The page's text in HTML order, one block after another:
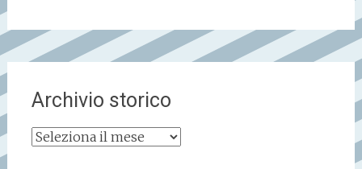
Archivio storico
Archivio